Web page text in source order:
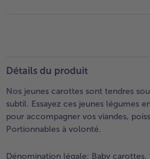
Détails du produit
Nos jeunes carottes sont tendres
subtil. Essayez ces jeunes légumes
pour accompagner vos viandes,
Portionnables à volonté.
Dénomination légale: Baby carottes.